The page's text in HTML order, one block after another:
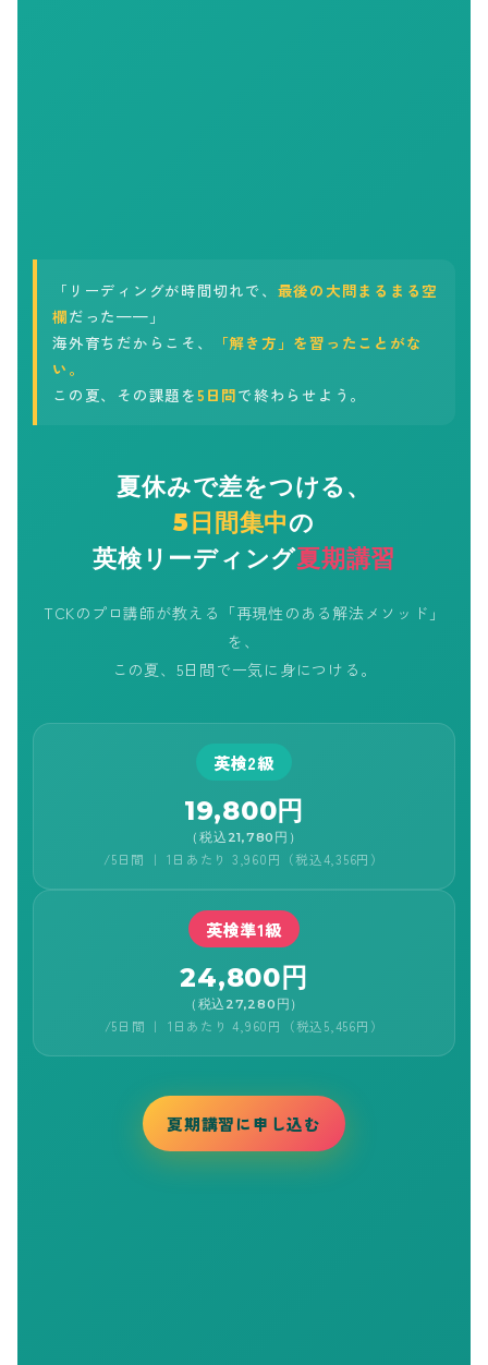
「リーディングが時間切れで、 最後の大問まるまる空
欄だった——」
海外育ちだからこそ、
「解き方」を習ったことがな
い。
この夏、その課題を5日間で終わらせよう。
夏休みで差をつける、
5日間集中の
英検リーディング夏期講習
TCKのプロ講師が教える「再現性のある解法メソッド」
を、
この夏、5日間で一気に身につける。
英検2級
19,800円
（税込21,780円）
/5日間 ｜ 1日あたり 3,960円（税込4,356円）
英検準1級
24,800円
（税込27,280円）
/5日間 ｜ 1日あたり 4,960円（税込5,456円）
夏期講習に申し込む